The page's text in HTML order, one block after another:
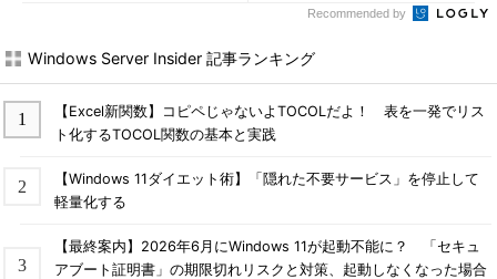
Recommended by
Windows Server Insider 記事ランキング
【Excel新関数】コピペじゃないよTOCOLだよ！ 表を一発でリス
ト化するTOCOL関数の基本と実践
【Windows 11ダイエット術】「隠れた不要サービス」を停止して
軽量化する
【最終案内】2026年6月にWindows 11が起動不能に？ 「セキュ
アブート証明書」の期限切れリスクと対策、起動しなくなった場合